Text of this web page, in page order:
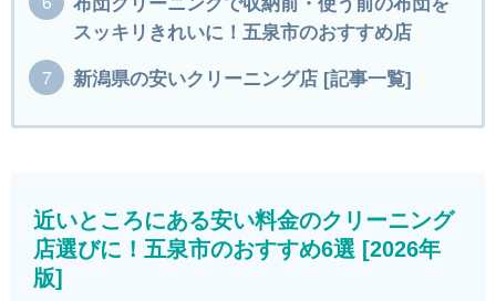
スッキリきれいに！五泉市のおすすめ店
新潟県の安いクリーニング店 [記事一覧]
近いところにある安い料金のクリーニング
店選びに！五泉市のおすすめ6選 [2026年
版]